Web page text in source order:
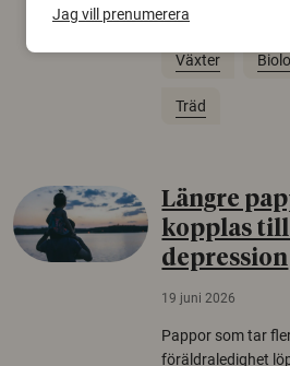
naturvårdare att
Växter
Träd
Längre
kopplas
depression
19 juni 2026
Pappor som tar
föräldraledighet
Jag vill prenumerera